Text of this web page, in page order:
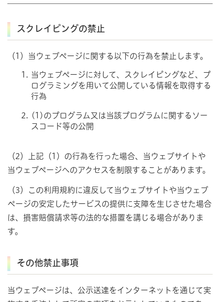
スクレイピングの禁止
（1）当ウェブページに関する以下の行為を禁止します。
当ウェブページに対して、スクレイピングなど、プ
ログラミングを用いて公開している情報を取得する
行為
(1)のプログラム又は当該プログラムに関するソー
スコード等の公開
（2）上記（1）の行為を行った場合、当ウェブサイトや
当ウェブページへのアクセスを制限することがあります。
（3）この利用規約に違反して当ウェブサイトや当ウェブ
ページの安定したサービスの提供に支障を生じさせた場合
は、損害賠償請求等の法的な措置を講じる場合がありま
す。
その他禁止事項
当ウェブページは、公示送達をインターネットを通じて実